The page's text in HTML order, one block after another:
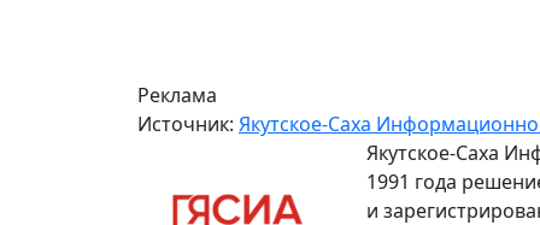
Реклама
Источник: Якутское-Саха
Якутское-Саха
1991 года
и